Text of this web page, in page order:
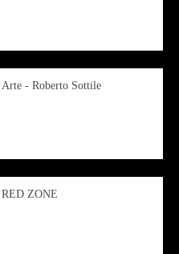
Arte - Roberto Sottile
RED ZONE